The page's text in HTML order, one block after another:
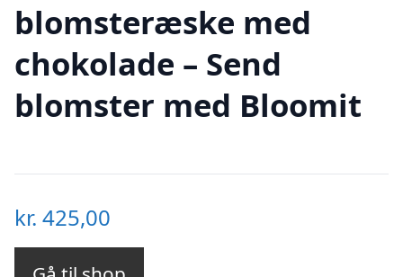
blomsteræske med
chokolade – Send
blomster med Bloomit
kr. 425,00